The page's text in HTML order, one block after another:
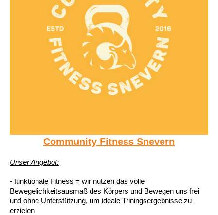
Community Fitness Snevern
Unser Angebot:
- funktionale Fitness = wir nutzen das volle
Bewegelichkeitsausmaß des Körpers und Bewegen uns frei
und ohne Unterstützung, um ideale Triningsergebnisse zu
erzielen